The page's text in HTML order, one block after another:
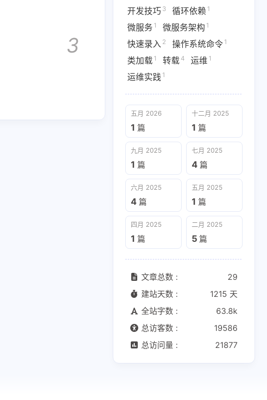
微服务架构1
运维实践1
七月 2025
4篇
1篇
二月 2025
3
开发技巧 3 循环依赖 1
微服务 1 微服务架构 1
快速录入 2 操作系统命令 1
类加载 1 转载 4 运维 1
运维实践 1
五月 2026
1 篇
十二月 2025
1 篇
九月 2025
1 篇
七月 2025
4 篇
六月 2025
4 篇
五月 2025
1 篇
四月 2025
1 篇
二月 2025
5 篇
文章总数 :
29
建站天数 :
1215 天
全站字数 :
63.8k
总访客数 :
19586
总访问量 :
21877